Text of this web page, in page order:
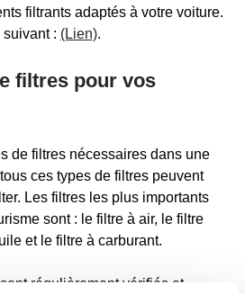
filtrants adaptés à votre voiture.
: (Lien).
filtres pour vos
de filtres nécessaires dans une
ces types de filtres peuvent
Les filtres les plus importants
sont : le filtre à air, le filtre
et le filtre à carburant.
régulièrement vérifiés et